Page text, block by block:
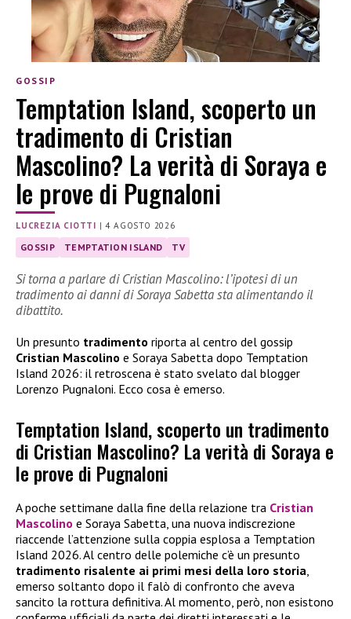
GOSSIP
Temptation Island, scoperto un
tradimento di Cristian
Mascolino? La verità di Soraya e
le prove di Pugnaloni
LUCREZIA CIOTTI |4 AGOSTO 2026
GOSSIP TEMPTATION ISLAND TV
Si torna a parlare di Cristian Mascolino: l’ipotesi di un
tradimento ai danni di Soraya Sabetta sta alimentando il
dibattito.
Un presunto tradimento riporta al centro del gossip
Cristian Mascolino e Soraya Sabetta dopo Temptation
Island 2026: il retroscena è stato svelato dal blogger
Lorenzo Pugnaloni. Ecco cosa è emerso.
Temptation Island, scoperto un tradimento
di Cristian Mascolino? La verità di Soraya e
le prove di Pugnaloni
A poche settimane dalla fine della relazione tra Cristian
Mascolino e Soraya Sabetta, una nuova indiscrezione
riaccende l’attenzione sulla coppia esplosa a Temptation
Island 2026. Al centro delle polemiche c’è un presunto
tradimento risalente ai primi mesi della loro storia
emerso soltanto dopo il falò di confronto che aveva
sancito la rottura definitiva. Al momento, però, non esistono